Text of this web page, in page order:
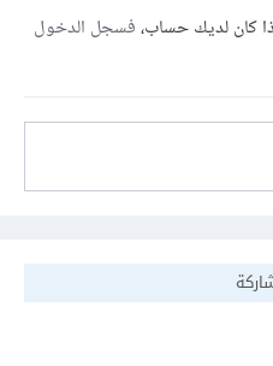
كان لديك حساب،فسجل الدخول